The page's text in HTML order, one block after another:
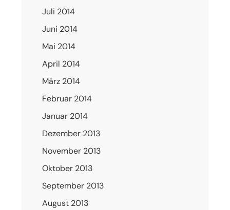
Juli 2014
Juni 2014
Mai 2014
April 2014
März 2014
Februar 2014
Januar 2014
Dezember 2013
November 2013
Oktober 2013
September 2013
August 2013